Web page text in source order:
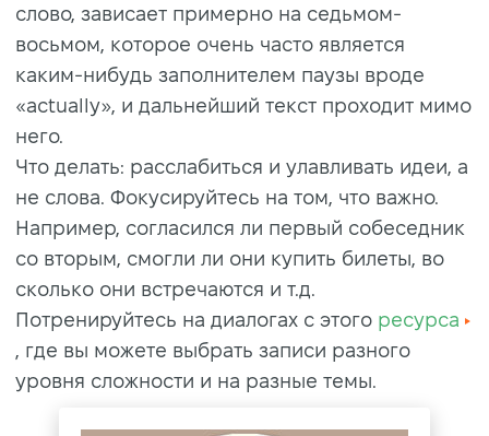
слово, зависает примерно на седьмом-
восьмом, которое очень часто является
каким-нибудь заполнителем паузы вроде
«actually», и дальнейший текст проходит мимо
него.
Что делать: расслабиться и улавливать идеи, а
не слова. Фокусируйтесь на том, что важно.
Например, согласился ли первый собеседник
со вторым, смогли ли они купить билеты, во
сколько они встречаются и т.д.
Потренируйтесь на диалогах с этого ресурса
, где вы можете выбрать записи разного
уровня сложности и на разные темы.